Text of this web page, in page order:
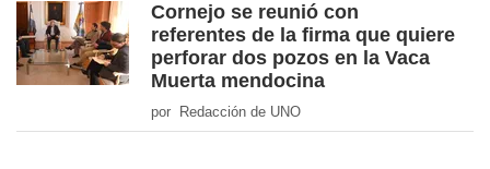
Cornejo se reunió con
referentes de la firma que quiere
perforar dos pozos en la Vaca
Muerta mendocina
por Redacción de UNO